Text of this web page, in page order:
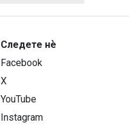
Следете нѐ
Facebook
X
YouTube
Instagram